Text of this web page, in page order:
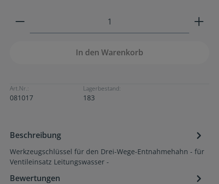
Produkt Anzahl: Gib den gewünschten Wert ein
In den Warenkorb
Art.Nr.:
081017
Lagerbestand:
183
Beschreibung
Werkzeugschlüssel für den Drei-Wege-Entnahmehahn - für
Ventileinsatz Leitungswasser -
Bewertungen